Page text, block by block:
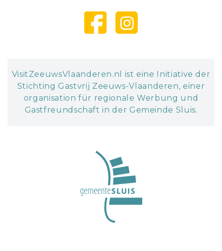
VisitZeeuwsVlaanderen.nl ist eine Initiative der
Stichting Gastvrij Zeeuws-Vlaanderen, einer
organisation für regionale Werbung und
Gastfreundschaft in der Gemeinde Sluis.